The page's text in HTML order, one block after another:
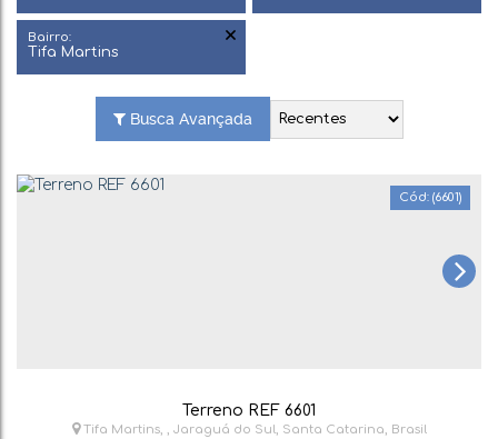
Bairro:
Tifa Martins
Busca Avançada
(6601)
Terreno REF 6601
Tifa Martins , Jaraguá do Sul, Santa Catarina, Brasil